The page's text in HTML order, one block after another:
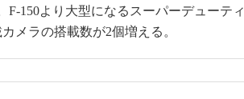
150より大型になるスーパーデューティ
メラの搭載数が2個増える。